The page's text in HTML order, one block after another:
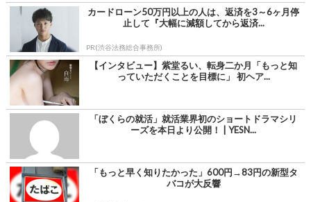
カードローン50万円以上の人は、返済を3～6ヶ月停
止して『大幅に減額してから返済...
PR(渋谷法務総合事務所)
【インタビュー】紫堂るい、転身二か月「もっと知
っていただくことを目標に」 初ヘア...
「ぼくらの就活」就活業界初のショートドラマシリ
ーズを本日より公開！ | YESN...
「もっと早く知りたかった」600円→83円の新型タ
バコが大反響